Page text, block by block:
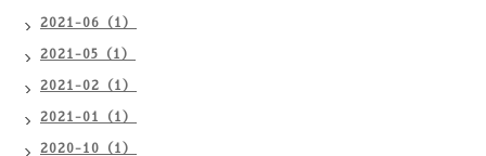
2021-06（1）
2021-05（1）
2021-02（1）
2021-01（1）
2020-10（1）